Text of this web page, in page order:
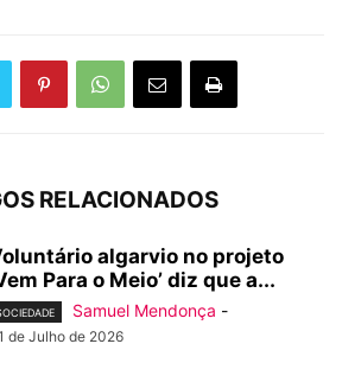
RELACIONADOS
algarvio no projeto
Para o Meio’ diz que a...
Samuel Mendonça -
de Julho de 2026